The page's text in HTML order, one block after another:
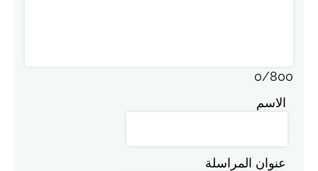
0/800
الاسم
عنوان المراسلة